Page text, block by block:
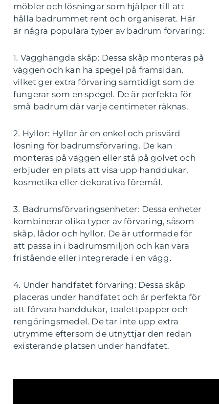
möbler och lösningar som hjälper till att
hålla badrummet rent och organiserat. Här
är några populära typer av badrum förvaring:
1. Vägghängda skåp: Dessa skåp monteras på
väggen och kan ha spegel på framsidan,
vilket ger extra förvaring samtidigt som de
fungerar som en spegel. De är perfekta för
små badrum där varje centimeter räknas.
2. Hyllor: Hyllor är en enkel och prisvärd
lösning för badrumsförvaring. De kan
monteras på väggen eller stå på golvet och
erbjuder en plats att visa upp handdukar,
kosmetika eller dekorativa föremål.
3. Badrumsförvaringsenheter: Dessa enheter
kombinerar olika typer av förvaring, såsom
skåp, lådor och hyllor. De är utformade för
att passa in i badrumsmiljön och kan vara
fristående eller integrerade i en vägg.
4. Under handfatet förvaring: Dessa skåp
placeras under handfatet och är perfekta för
att förvara handdukar, toalettpapper och
rengöringsmedel. De tar inte upp extra
utrymme eftersom de utnyttjar den redan
existerande platsen under handfatet.